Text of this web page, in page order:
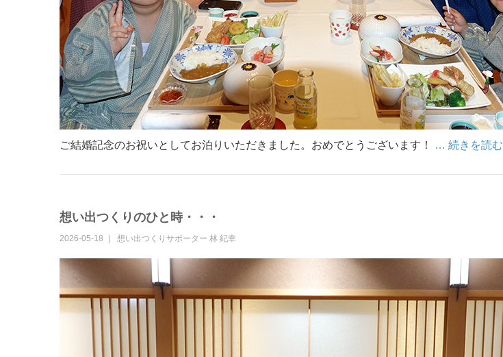
ご結婚記念のお祝いとしてお泊りいただきました。おめでとうございます！ … 続きを読む
想い出つくりのひと時・・・
2026-05-18 想い出つくりサポーター 林 紀幸